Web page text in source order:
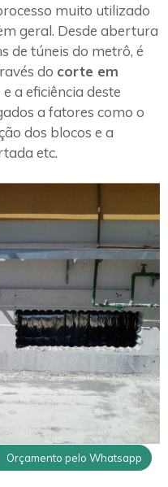
muito utilizado
geral. Desde abertura
de túneis do metrô, é
do corte em
a eficiência deste
a fatores como o
dos blocos e a
etc.
Atibaia
Orçamento pelo Whatsapp